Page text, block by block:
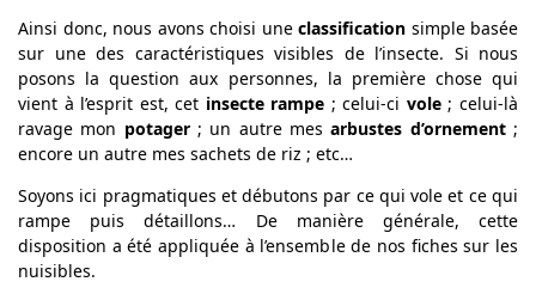
Ainsi donc, nous avons choisi une classification simple basée
sur une des caractéristiques visibles de l’insecte. Si nous
posons la question aux personnes, la première chose qui
vient à l’esprit est, cet insecte rampe ; celui-ci vole; celui-là
ravage mon potager; un autre mesarbustes d’ornement;
encore un autre mes sachets de riz ; etc…
Soyons ici pragmatiques et débutons par ce qui vole et ce qui
rampe puis détaillons… De manière générale, cette
disposition a été appliquée à l’ensemble de nos fiches sur les
nuisibles.